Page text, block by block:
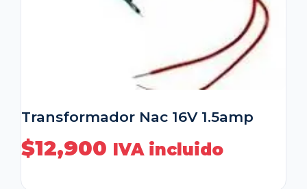
Transformador Nac 16V 1.5amp
$12,900 IVA incluido